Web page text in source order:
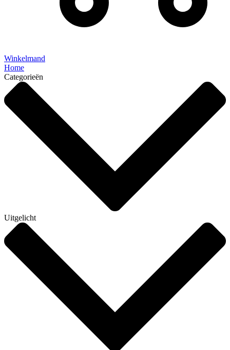
Winkelmand
Home
Categorieën
Uitgelicht